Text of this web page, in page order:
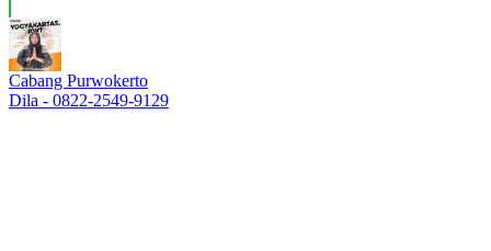
Cabang Purwokerto
Dila - 0822-2549-9129